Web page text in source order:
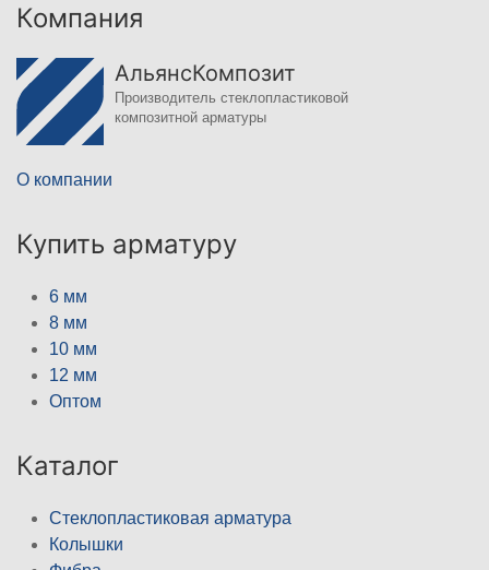
Компания
АльянсКомпозит
Производитель стеклопластиковой
композитной арматуры
О компании
Купить арматуру
6 мм
8 мм
10 мм
12 мм
Оптом
Каталог
Стеклопластиковая арматура
Колышки